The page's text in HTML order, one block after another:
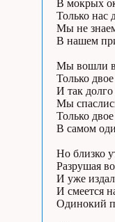
В мокрых
Только нас
Мы не
В нашем
Мы вошли в
Только
И так
Мы
Только
В самом
Но близко
Разрушая
И уже
И смеется
Одинокий